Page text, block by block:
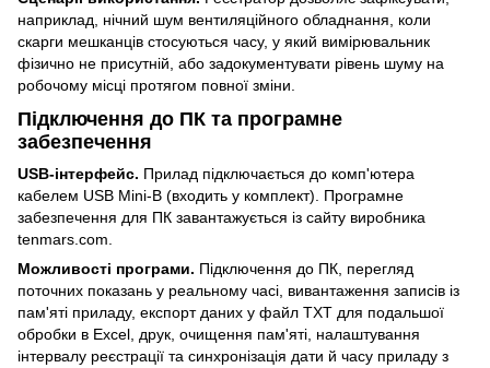
наприклад, нічний шум вентиляційного обладнання, коли
скарги мешканців стосуються часу, у який вимірювальник
фізично не присутній, або задокументувати рівень шуму на
робочому місці протягом повної зміни.
Підключення до ПК та програмне
забезпечення
USB-інтерфейс. Прилад підключається до комп'ютера
кабелем USB Mini-B (входить у комплект). Програмне
забезпечення для ПК завантажується із сайту виробника
tenmars.com.
Можливості програми. Підключення до ПК, перегляд
поточних показань у реальному часі, вивантаження записів із
пам'яті приладу, експорт даних у файл TXT для подальшої
обробки в Excel, друк, очищення пам'яті, налаштування
інтервалу реєстрації та синхронізація дати й часу приладу з